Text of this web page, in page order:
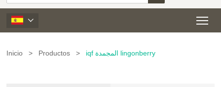

Inicio > Productos > iqf المجمدة lingonberry